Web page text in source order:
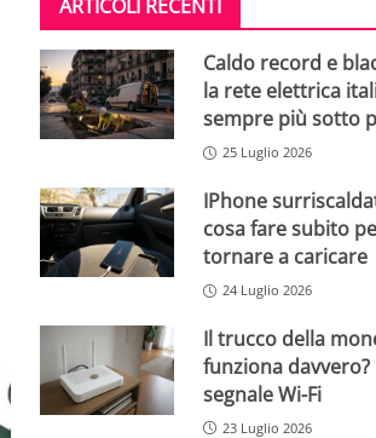
ARTICOLI RECENTI
Caldo record e
la rete elettrica
sempre più sotto
25 Luglio 2026
IPhone
cosa fare subito
tornare a caricare
24 Luglio 2026
Il trucco della
funziona davvero?
segnale Wi-Fi
23 Luglio 2026